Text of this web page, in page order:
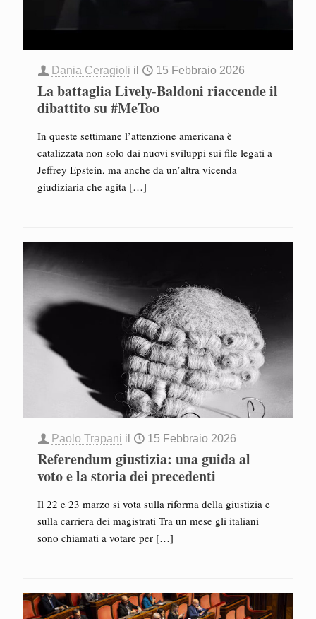
Dania Ceragioli il 15 Febbraio 2026
La battaglia Lively-Baldoni riaccende il
dibattito su #MeToo
In queste settimane l’attenzione americana è
catalizzata non solo dai nuovi sviluppi sui file legati a
Jeffrey Epstein, ma anche da un’altra vicenda
giudiziaria che agita […]
Paolo Trapani il 15 Febbraio 2026
Referendum giustizia: una guida al
voto e la storia dei precedenti
Il 22 e 23 marzo si vota sulla riforma della giustizia e
sulla carriera dei magistrati Tra un mese gli italiani
sono chiamati a votare per […]